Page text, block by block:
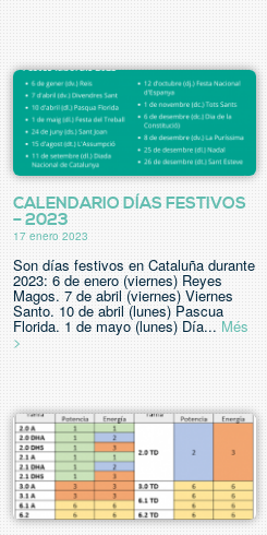
CALENDARIO DÍAS FESTIVOS
– 2023
17 enero 2023
Son días festivos en Cataluña durante
2023: 6 de enero (viernes) Reyes
Magos. 7 de abril (viernes) Viernes
Santo. 10 de abril (lunes) Pascua
Florida. 1 de mayo (lunes) Día... Més
>